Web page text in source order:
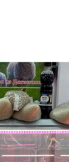
07-67